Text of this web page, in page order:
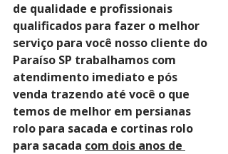
de qualidade e profissionais
qualificados para fazer o melhor
serviço para você nosso cliente do
Paraíso SP trabalhamos com
atendimento imediato e pós
venda trazendo até você o que
temos de melhor em persianas
rolo para sacada e cortinas rolo
para sacada com dois anos de